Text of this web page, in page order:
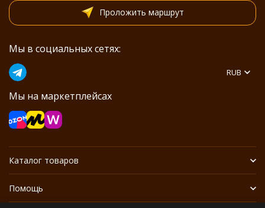
Проложить маршрут
Мы в социальных сетях:
Мы на маркетплейсах
RUB
Каталог товаров
Помощь